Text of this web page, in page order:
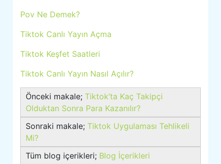
Pov Ne Demek?
Tiktok Canlı Yayın Açma
Tiktok Keşfet Saatleri
Tiktok Canlı Yayın Nasıl Açılır?
Önceki makale;Tiktok’ta Kaç Takipçi
Olduktan Sonra Para Kazanılır?
Sonraki makale;Tiktok Uygulaması Tehlikeli
Mi?
Tüm blog içerikleri; Blog İçerikleri